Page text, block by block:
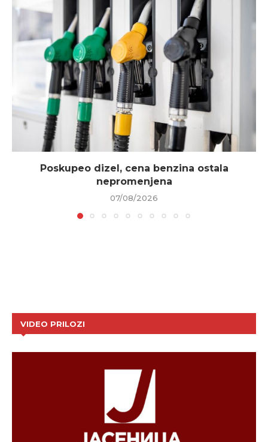
Poskupeo dizel, cena benzina ostala
nepromenjena
07/08/2026
VIDEO PRILOZI